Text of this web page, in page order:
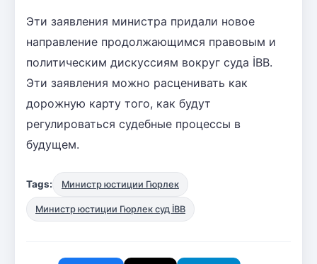
Эти заявления министра придали новое
направление продолжающимся правовым и
политическим дискуссиям вокруг суда İBB.
Эти заявления можно расценивать как
дорожную карту того, как будут
регулироваться судебные процессы в
будущем.
Tags: Министр юстиции Гюрлек
Министр юстиции Гюрлек суд İBB